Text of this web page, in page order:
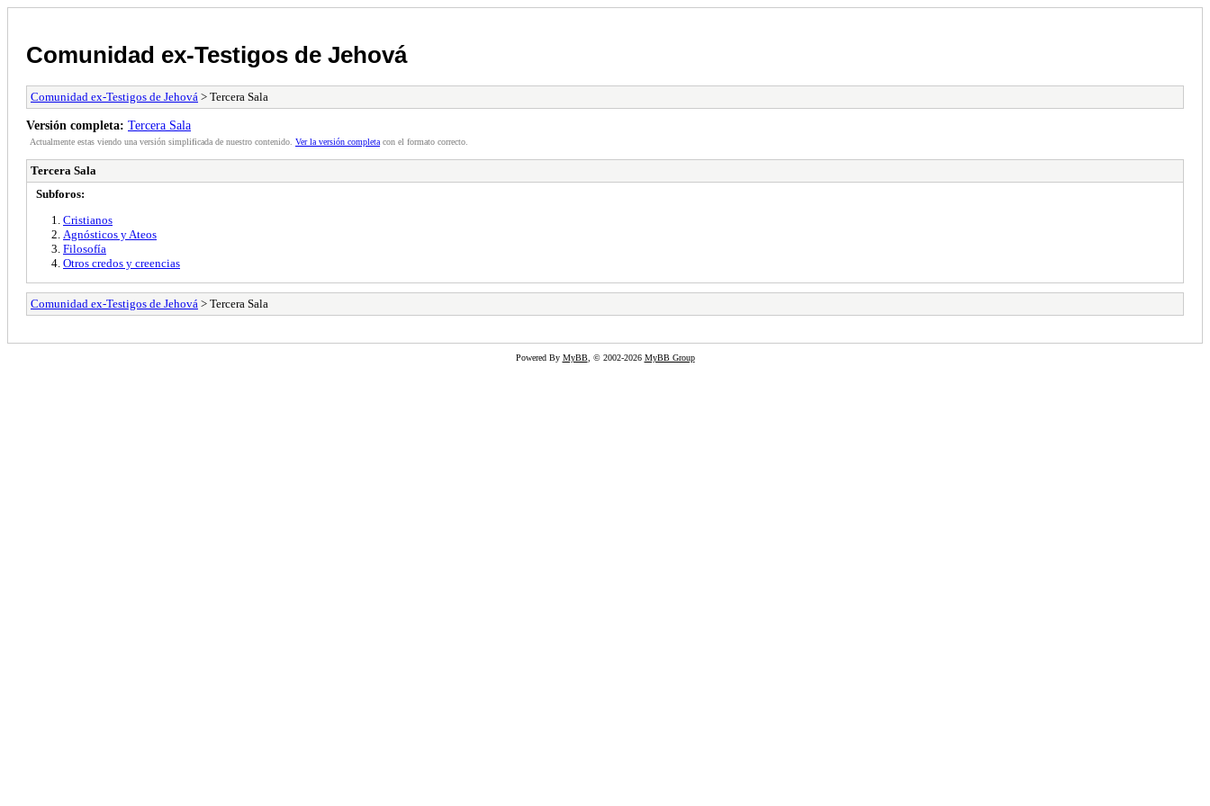
Comunidad ex-Testigos de Jehová
Comunidad ex-Testigos de Jehová > Tercera Sala
Versión completa: Tercera Sala
Actualmente estas viendo una versión simplificada de nuestro contenido. Ver la versión completa con el formato correcto.
Tercera Sala
Subforos:
Cristianos
Agnósticos y Ateos
Filosofía
Otros credos y creencias
Comunidad ex-Testigos de Jehová > Tercera Sala
Powered By MyBB, © 2002-2026 MyBB Group